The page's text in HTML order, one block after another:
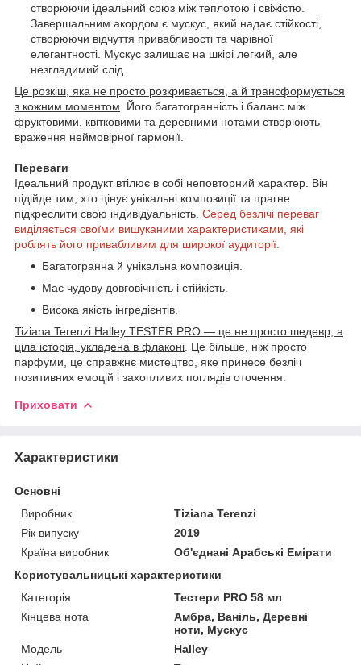
створюючи ідеальний союз між теплотою і свіжістю.
Завершальним акордом є мускус, який надає стійкості,
створюючи відчуття привабливості та чарівної
елегантності. Мускус залишає на шкірі легкий, але
незгладимий слід.
Це розкіш, яка не просто розкривається, а й трансформується
з кожним моментом . Його багатогранність і баланс між
фруктовими, квітковими та деревними нотами створюють
враження неймовірної гармонії.
Переваги
Ідеальний продукт втілює в собі неповторний характер. Він
підійде тим, хто цінує унікальні композиції та прагне
підкреслити свою індивідуальність. Серед безлічі переваг
виділяється своїми вишуканими характеристиками, які
роблять його привабливим для широкої аудиторії.
Багатогранна й унікальна композиція.
Має чудову довговічність і стійкість.
Висока якість інгредієнтів.
Tiziana Terenzi Halley TESTER PRO — це не просто шедевр, а
ціла історія, укладена в флаконі . Це більше, ніж просто
парфуми, це справжнє мистецтво, яке принесе безліч
позитивних емоцій і захопливих поглядів оточення.
Приховати
Характеристики
Основні
Виробник
Tiziana Terenzi
Рік випуску
2019
Країна виробник
Об'єднані Арабські Емірати
Користувальницькі характеристики
Категорія
Тестери PRO 58 мл
Кінцева нота
Амбра, Ваніль, Деревні
ноти, Мускус
Мoдель
Halley